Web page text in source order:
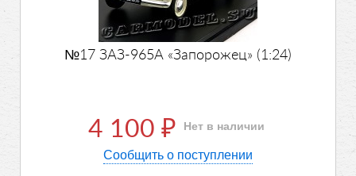
№17 ЗАЗ-965А «Запорожец» (1:24)
4 100 ₽ Нет в наличии
Сообщить о поступлении